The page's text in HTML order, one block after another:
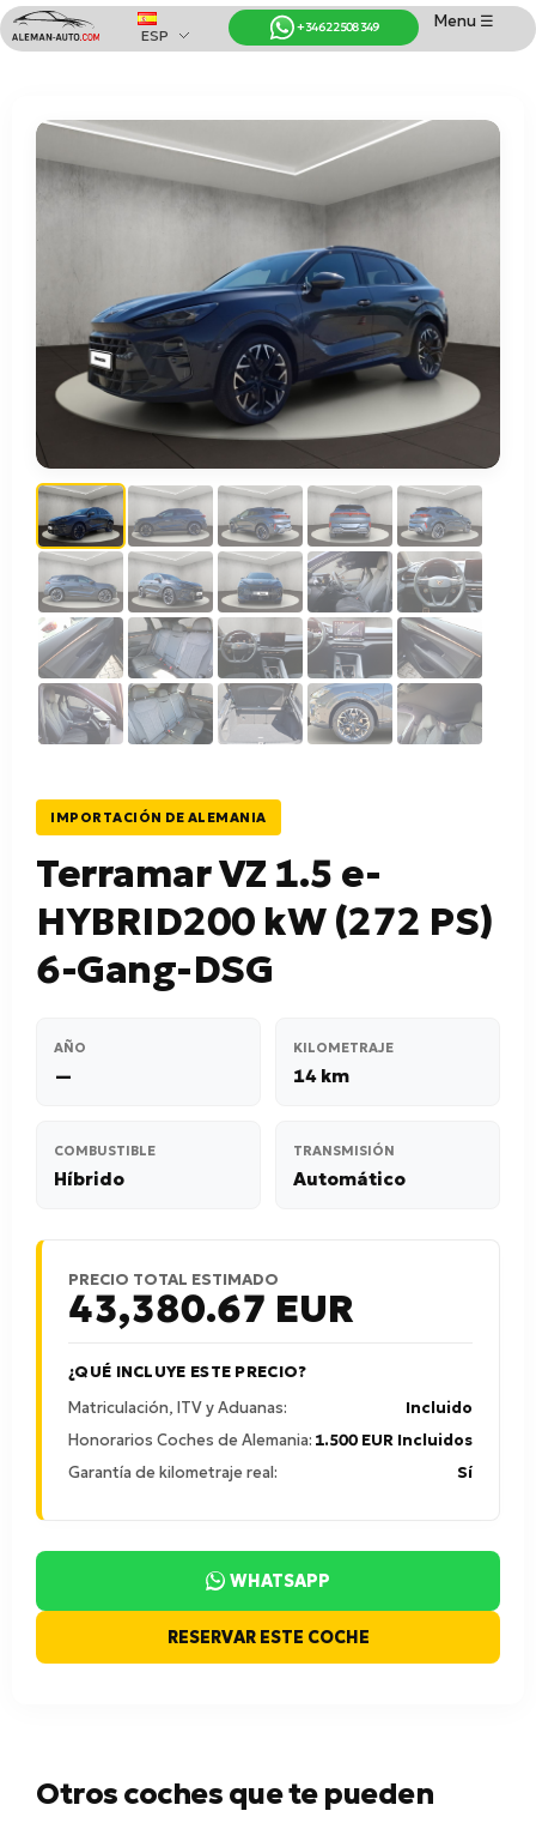
Coches de Alemania
Importación de Coches de Alemania
Menu ☰
+34 622 508 349
ESP
IMPORTACIÓN DE ALEMANIA
Terramar VZ 1.5 e-
HYBRID200 kW (272 PS)
6-Gang-DSG
AÑO
—
KILOMETRAJE
14 km
COMBUSTIBLE
Híbrido
TRANSMISIÓN
Automático
PRECIO TOTAL ESTIMADO
43,380.67 EUR
¿QUÉ INCLUYE ESTE PRECIO?
Matriculación, ITV y Aduanas:
Incluido
Honorarios Coches de Alemania: 1.500 EUR Incluidos
Garantía de kilometraje real:
Sí
WHATSAPP
RESERVAR ESTE COCHE
Otros coches que te pueden